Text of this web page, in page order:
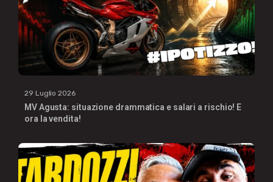
29 Luglio 2026
MV Agusta: situazione drammatica e salari a rischio! E
ora la vendita!